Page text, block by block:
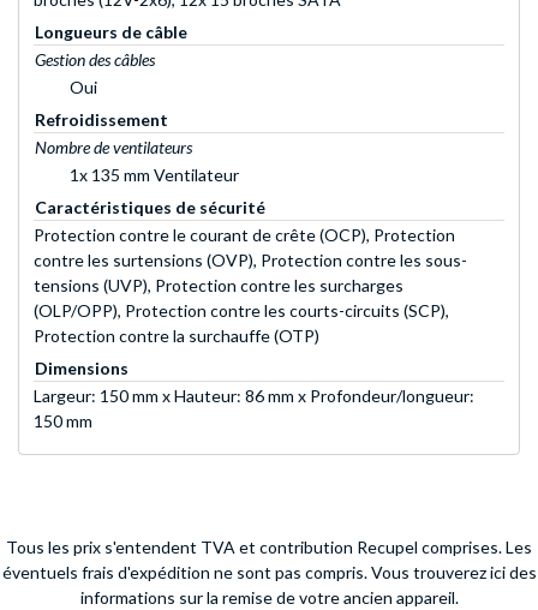
Longueurs de câble
Gestion des câbles
Oui
Refroidissement
Nombre de ventilateurs
1x 135 mm Ventilateur
Caractéristiques de sécurité
Protection contre le courant de crête (OCP), Protection
contre les surtensions (OVP), Protection contre les sous-
tensions (UVP), Protection contre les surcharges
(OLP/OPP), Protection contre les courts-circuits (SCP),
Protection contre la surchauffe (OTP)
Dimensions
Largeur: 150 mm x Hauteur: 86 mm x Profondeur/longueur:
150 mm
Tous les prix s'entendent TVA et contribution Recupel comprises. Les
éventuels frais d'expédition ne sont pas compris. Vous trouverez ici des
informations sur la remise de votre ancien appareil.